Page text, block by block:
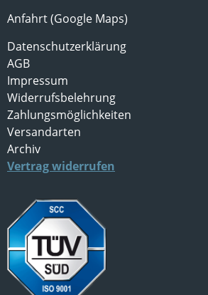
Anfahrt (Google Maps)
Datenschutzerklärung
AGB
Impressum
Widerrufsbelehrung
Zahlungsmöglichkeiten
Versandarten
Archiv
Vertrag widerrufen